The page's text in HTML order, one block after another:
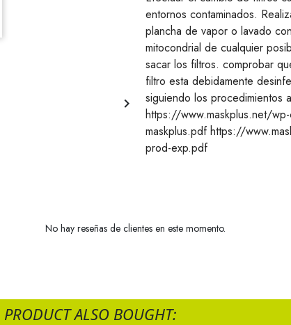

entornos contaminados.
plancha de vapor o lavado
mitocondrial de cualquier
sacar los filtros. comprobar
filtro esta debidamente
siguiendo los procedimientos
https://www.maskplus.net/
maskplus.pdf https://
prod-exp.pdf
No hay reseñas de clientes en este momento.
PRODUCT ALSO BOUGHT: